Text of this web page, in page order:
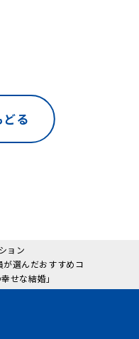
る
ョン
選んだおすすめコ
せな結婚」